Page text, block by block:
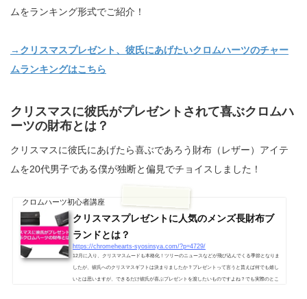
ムをランキング形式でご紹介！
→クリスマスプレゼント、彼氏にあげたいクロムハーツのチャー
ムランキングはこちら
クリスマスに彼氏がプレゼントされて喜ぶクロムハ
ーツの財布とは？
クリスマスに彼氏にあげたら喜ぶであろう財布（レザー）アイテ
ムを20代男子である僕が独断と偏見でチョイスしました！
クロムハーツ初心者講座
クリスマスプレゼントに人気のメンズ長財布ブ
ランドとは？
https://chromehearts-syosinsya.com/?p=4729/
12月に入り、クリスマスムードも本格化！ツリーのニュースなどが飛び込んでくる季節となりま
したが、彼氏へのクリスマスギフトは決まりましたか？プレゼントって言うと貰えば何でも嬉し
いとは思いますが、できるだけ彼氏が喜ぶプレゼントを渡したいものですよね？でも実際のとこ